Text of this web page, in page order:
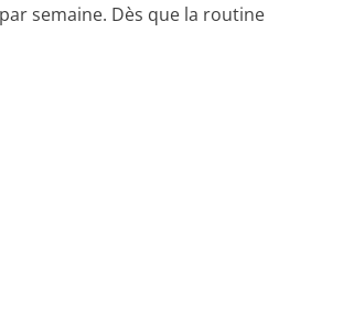
semaine. Dès que la routine